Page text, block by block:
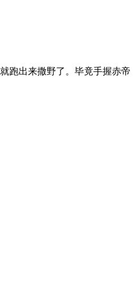
跑出来撒野了。毕竟手握赤帝